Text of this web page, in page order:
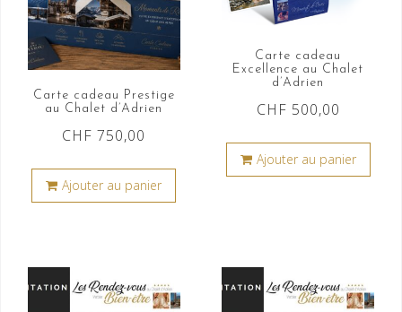
Carte cadeau Prestige
au Chalet d’Adrien
CHF 750,00
Ajouter au panier
Carte cadeau
Excellence au Chalet
d’Adrien
CHF 500,00
Ajouter au panier